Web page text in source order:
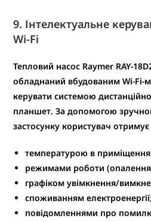
9. Інтелектуальне
Wi-Fi
Тепловий насос Raymer RAY-
обладнаний вбудованим Wi-Fi-
керувати системою дистанційно
планшет. За допомогою
застосунку користувач
температурою в
режимами роботи
графіком увімкнення/
споживанням електроенергії;
повідомленнями про